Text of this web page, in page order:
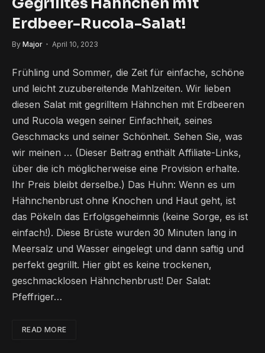
Erdbeer-Rucola-Salat!
By Major April 10, 2023
Frühling und Sommer, die Zeit für einfache, schöne
und leicht zuzubereitende Mahlzeiten. Wir lieben
diesen Salat mit gegrilltem Hähnchen mit Erdbeeren
und Rucola wegen seiner Einfachheit, seines
Geschmacks und seiner Schönheit. Sehen Sie, was
wir meinen … (Dieser Beitrag enthält Affiliate-Links,
über die ich möglicherweise eine Provision erhalte.
Ihr Preis bleibt derselbe.) Das Huhn: Wenn es um
Hähnchenbrust ohne Knochen und Haut geht, ist
das Pökeln das Erfolgsgeheimnis (keine Sorge, es ist
einfach!). Diese Brüste wurden 30 Minuten lang in
Meersalz und Wasser eingelegt und dann saftig und
perfekt gegrillt. Hier gibt es keine trockenen,
geschmacklosen Hähnchenbrust! Der Salat:
Pfeffriger…
READ MORE